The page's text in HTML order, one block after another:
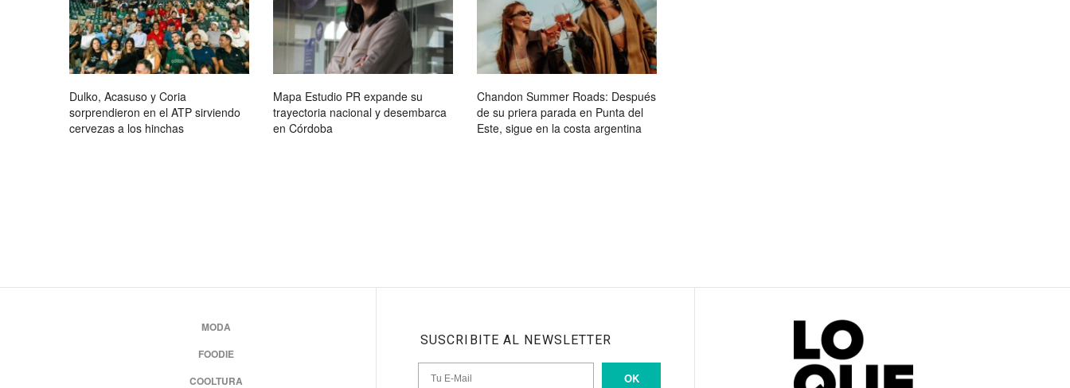
Dulko, Acasuso y Coria
sorprendieron en el ATP sirviendo
cervezas a los hinchas
Mapa Estudio PR expande su
trayectoria nacional y desembarca
en Córdoba
Chandon Summer Roads: Después
de su priera parada en Punta del
Este, sigue en la costa argentina
MODA
FOODIE
COOLTURA
SUSCRIBITE AL NEWSLETTER
OK